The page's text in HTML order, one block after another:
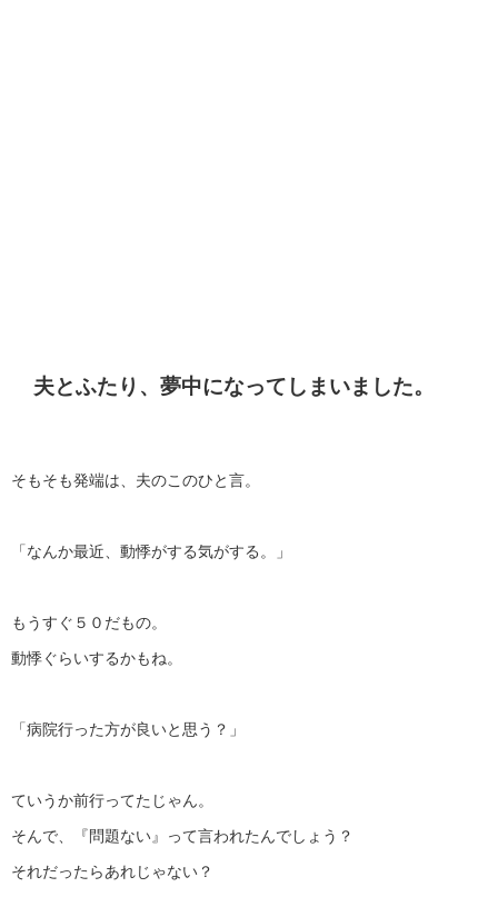
夫とふたり、夢中になってしまいました。
そもそも発端は、夫のこのひと言。
「なんか最近、動悸がする気がする。」
もうすぐ５０だもの。
動悸ぐらいするかもね。
「病院行った方が良いと思う？」
ていうか前行ってたじゃん。
そんで、『問題ない』って言われたんでしょう？
それだったらあれじゃない？